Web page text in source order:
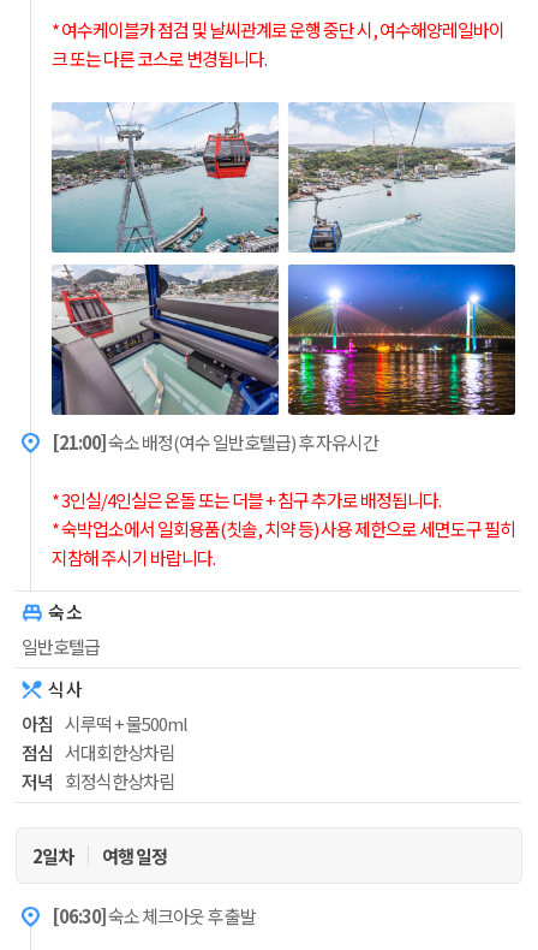
* 여수케이블카 점검 및 날씨관계로 운행 중단 시, 여수해양레일바이
크 또는 다른 코스로 변경됩니다.
[21:00]숙소 배정(여수 일반호텔급) 후 자유시간
* 3인실/4인실은 온돌 또는 더블 + 침구 추가로 배정됩니다.
* 숙박업소에서 일회용품(칫솔, 치약 등) 사용 제한으로 세면도구 필히
지참해 주시기 바랍니다.
숙 소
일반호텔급
식 사
아침 시루떡 + 물500ml
점심 서대회한상차림
저녁 회정식한상차림
2일차 여행 일정
[06:30]숙소 체크아웃 후 출발